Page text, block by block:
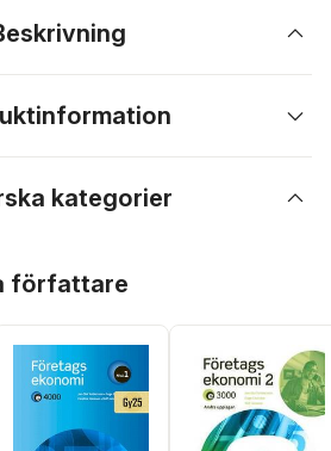
kategorier
författare